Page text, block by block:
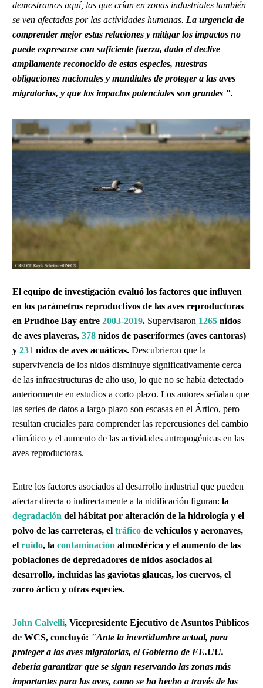
demostramos aquí, las que crían en zonas industriales también
se ven afectadas por las actividades humanas. La urgencia de
comprender mejor estas relaciones y mitigar los impactos no
puede expresarse con suficiente fuerza, dado el declive
ampliamente reconocido de estas especies, nuestras
obligaciones nacionales y mundiales de proteger a las aves
migratorias, y que los impactos potenciales son grandes ".
El equipo de investigación evaluó los factores que influyen
en los parámetros reproductivos de las aves reproductoras
en Prudhoe Bay entre 2003-2019. Supervisaron 1265 nidos
de aves playeras, 378 nidos de paseriformes (aves cantoras)
y 231 nidos de aves acuáticas. Descubrieron que la
supervivencia de los nidos disminuye significativamente cerca
de las infraestructuras de alto uso, lo que no se había detectado
anteriormente en estudios a corto plazo. Los autores señalan que
las series de datos a largo plazo son escasas en el Ártico, pero
resultan cruciales para comprender las repercusiones del cambio
climático y el aumento de las actividades antropogénicas en las
aves reproductoras.
Entre los factores asociados al desarrollo industrial que pueden
afectar directa o indirectamente a la nidificación figuran: la
degradación del hábitat por alteración de la hidrología y el
polvo de las carreteras, el tráfico de vehículos y aeronaves,
el ruido, la contaminación atmosférica y el aumento de las
poblaciones de depredadores de nidos asociados al
desarrollo, incluidas las gaviotas glaucas, los cuervos, el
zorro ártico y otras especies.
John Calvelli, Vicepresidente Ejecutivo de Asuntos Públicos
de WCS, concluyó: "Ante la incertidumbre actual, para
proteger a las aves migratorias, el Gobierno de EE.UU.
debería garantizar que se sigan reservando las zonas más
importantes para las aves, como se ha hecho a través de las